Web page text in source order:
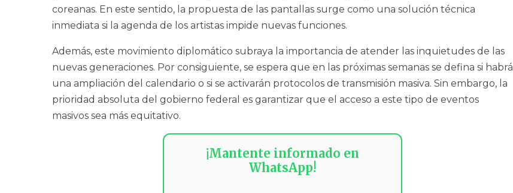
coreanas. En este sentido, la propuesta de las pantallas surge como una solución técnica
inmediata si la agenda de los artistas impide nuevas funciones.
Además, este movimiento diplomático subraya la importancia de atender las inquietudes de las
nuevas generaciones. Por consiguiente, se espera que en las próximas semanas se defina si habrá
una ampliación del calendario o si se activarán protocolos de transmisión masiva. Sin embargo, la
prioridad absoluta del gobierno federal es garantizar que el acceso a este tipo de eventos
masivos sea más equitativo.
¡Mantente informado en
WhatsApp!